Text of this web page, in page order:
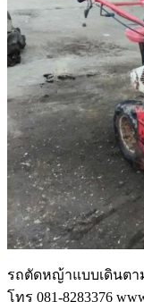
รถตัดหญ้าแบบเดินตา
โทร 081-8283376